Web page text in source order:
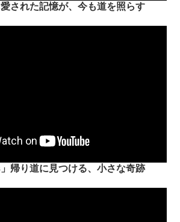
愛された記憶が、今も道を照らす
帰り道に見つける、小さな奇跡